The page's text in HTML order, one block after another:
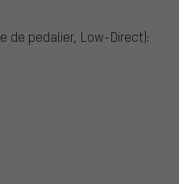
de pedalier, Low-Direct):